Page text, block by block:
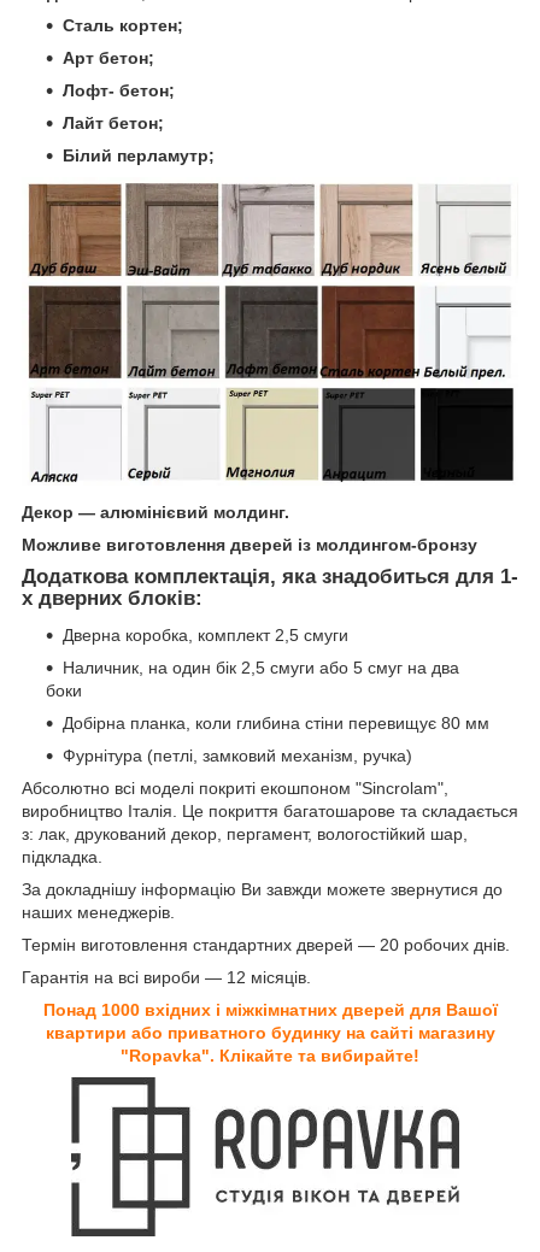
Сталь кортен;
Арт бетон;
Лофт- бетон;
Лайт бетон;
Білий перламутр;
Декор — алюмінієвий молдинг.
Можливе виготовлення дверей із молдингом-бронзу
Додаткова комплектація, яка знадобиться для 1-
х дверних блоків:
Дверна коробка, комплект 2,5 смуги
Наличник, на один бік 2,5 смуги або 5 смуг на два
боки
Добірна планка, коли глибина стіни перевищує 80 мм
Фурнітура (петлі, замковий механізм, ручка)
Абсолютно всі моделі покриті екошпоном "Sincrolam",
виробництво Італія. Це покриття багатошарове та складається
з: лак, друкований декор, пергамент, вологостійкий шар,
підкладка.
За докладнішу інформацію Ви завжди можете звернутися до
наших менеджерів.
Термін виготовлення стандартних дверей — 20 робочих днів.
Гарантія на всі вироби — 12 місяців.
Понад 1000 вхідних і міжкімнатних дверей для Вашої
квартири або приватного будинку на сайті магазину
"Ropavka". Клікайте та вибирайте!